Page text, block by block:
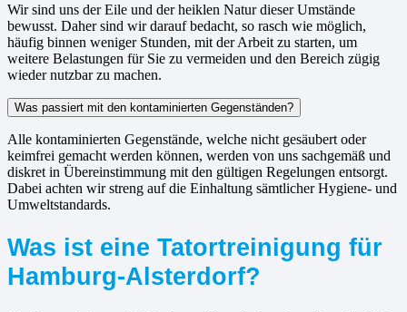
Wir sind uns der Eile und der heiklen Natur dieser Umstände
bewusst. Daher sind wir darauf bedacht, so rasch wie möglich,
häufig binnen weniger Stunden, mit der Arbeit zu starten, um
weitere Belastungen für Sie zu vermeiden und den Bereich zügig
wieder nutzbar zu machen.
Was passiert mit den kontaminierten Gegenständen?
Alle kontaminierten Gegenstände, welche nicht gesäubert oder
keimfrei gemacht werden können, werden von uns sachgemäß und
diskret in Übereinstimmung mit den gültigen Regelungen entsorgt.
Dabei achten wir streng auf die Einhaltung sämtlicher Hygiene- und
Umweltstandards.
Was ist eine Tatortreinigung für
Hamburg-Alsterdorf?